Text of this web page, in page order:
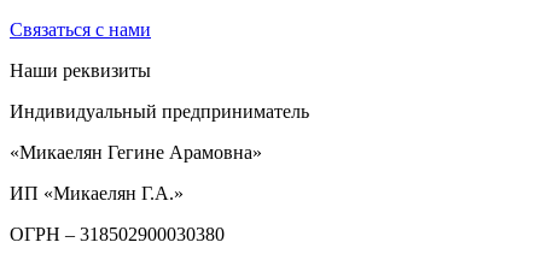
Связаться с нами
Наши реквизиты
Индивидуальный предприниматель
«Микаелян Гегине Арамовна»
ИП «Микаелян Г.А.»
ОГРН – 318502900030380